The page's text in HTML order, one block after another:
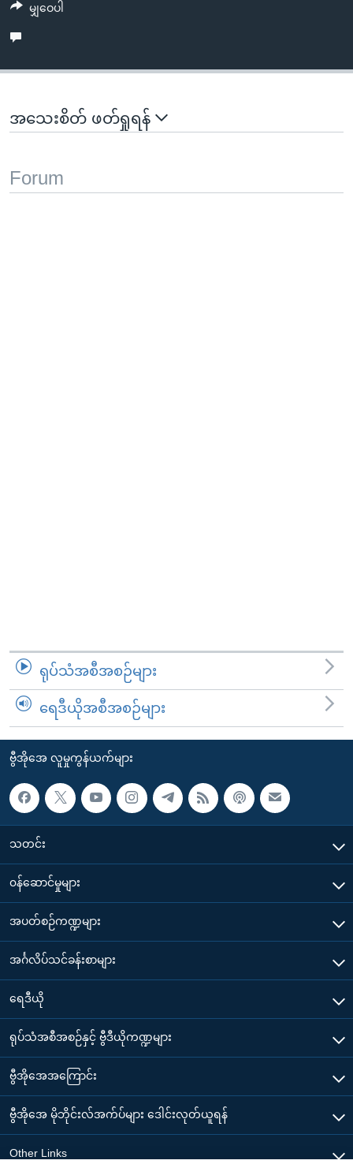
ရန်
မျှဝေပါ
အသေးစိတ် ဖတ်ရှုရန်
Forum
ရုပ်သံအစီအစဉ်များ
ရေဒီယိုအစီအစဉ်များ
ဗွီအိုအေ လူမှုကွန်ယက်များ
သတင်း
၀န်ဆောင်မှုများ
အပတ်စဉ်ကဏ္ဍများ
အင်္ဂလိပ်သင်ခန်းစာများ
ရေဒီယို
ရုပ်သံအစီအစဉ်နှင့် ဗွီဒီယိုကဏ္ဍများ
ဗွီအိုအေအကြောင်း
ဗွီအိုအေ မိုဘိုင်းလ်အက်ပ်များ ဒေါင်းလုတ်ယူရန်
Other Links